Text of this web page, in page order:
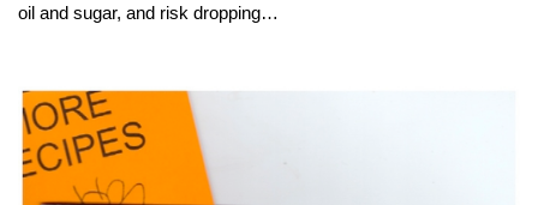
oil and sugar, and risk dropping…